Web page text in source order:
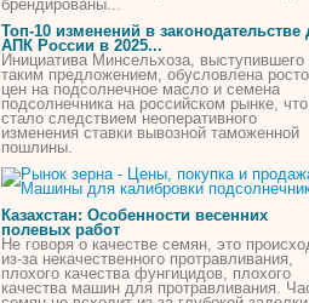
брендированы...
Топ-10 изменений в законодательстве
АПК России в 2025...
Инициатива Минсельхоза, выступившего
таким предложением, обусловлена
цен на подсолнечное масло и семена
подсолнечника на российском рынке, что
стало следствием неоперативного
изменения ставки вывозной таможенной
пошлины.
Казахстан: Особенности весенних
полевых работ
Не говоря о качестве семян, это
из-за некачественного протравливания,
плохого качества фунгицидов, плохого
качества машин для протравливания.